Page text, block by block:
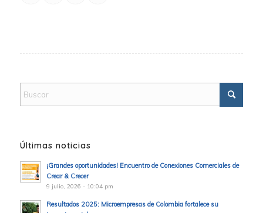
Últimas noticias
¡Grandes oportunidades! Encuentro de Conexiones Comerciales de
Crear & Crecer
9 julio, 2026 - 10:04 pm
Resultados 2025: Microempresas de Colombia fortalece su